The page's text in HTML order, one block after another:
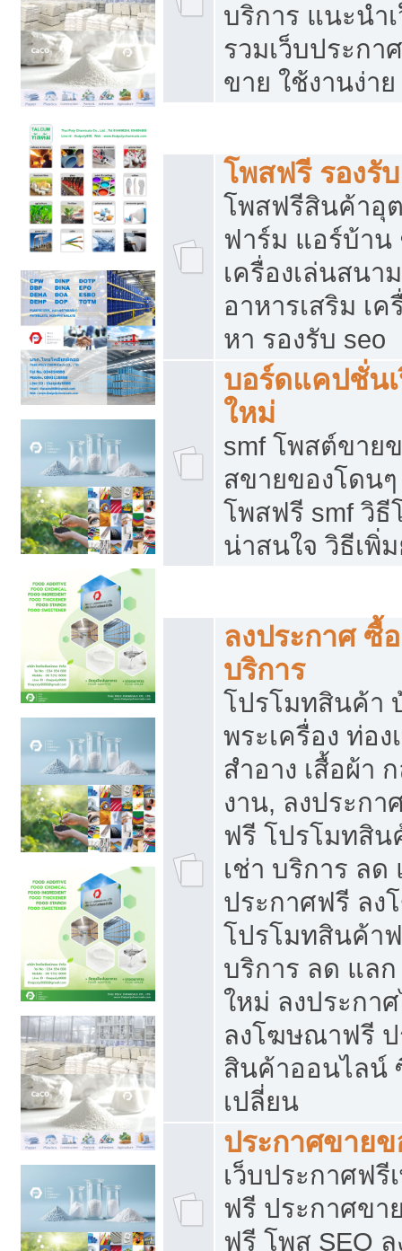
บริการ แนะนำ
รวมเว็บประกา
ขาย ใช้งานง่าย
โพสฟรี รองรั
โพสฟรีสินค้าอุ
ฟาร์ม แอร์บ้าน
เครื่องเล่นสนา
อาหารเสริม เ
หา รองรับ seo
บอร์ดแคปชั่น
ใหม่
smf โพสต์ขาย
สขายของโดน
โพสฟรี smf วิธี
น่าสนใจ วิธีเพิ่
ลงประกาศ ซื้
บริการ
โปรโมทสินค้า
พระเครื่อง ท่อง
สำอาง เสื้อผ้า
งาน, ลงประก
ฟรี โปรโมทสิ
เช่า บริการ ลด
ประกาศฟรี ล
โปรโมทสินค้า
บริการ ลด แล
ใหม่ ลงประกา
ลงโฆษณาฟรี
สินค้าออนไลน์
เปลี่ยน
ประกาศขายข
เว็บประกาศฟรี
ฟรี ประกาศขา
ฟรี โพส SEO